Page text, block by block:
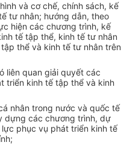
và cơ chế, chính sách, kế
tư nhân; hướng dẫn, theo
hiện các chương trình, kế
tế tập thể, kinh tế tư nhân
thể và kinh tế tư nhân trên
liên quan giải quyết các
triển kinh tế tập thể và kinh
nhân trong nước và quốc tế
dựng các chương trình, dự
phục vụ phát triển kinh tế